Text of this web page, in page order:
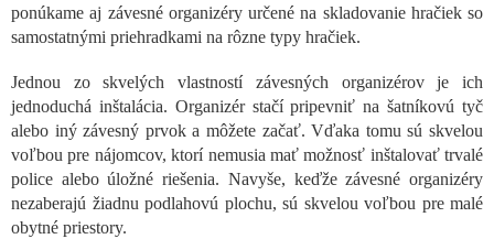
p
r
y
v
ý
p
i
s
ponúkame aj závesné organizéry určené na skladovanie hračiek so
samostatnými priehradkami na rôzne typy hračiek.
Jednou zo skvelých vlastností závesných organizérov je ich
jednoduchá inštalácia. Organizér stačí pripevniť na šatníkovú tyč
alebo iný závesný prvok a môžete začať. Vďaka tomu sú skvelou
voľbou pre nájomcov, ktorí nemusia mať možnosť inštalovať trvalé
police alebo úložné riešenia. Navyše, keďže závesné organizéry
nezaberajú žiadnu podlahovú plochu, sú skvelou voľbou pre malé
obytné priestory.